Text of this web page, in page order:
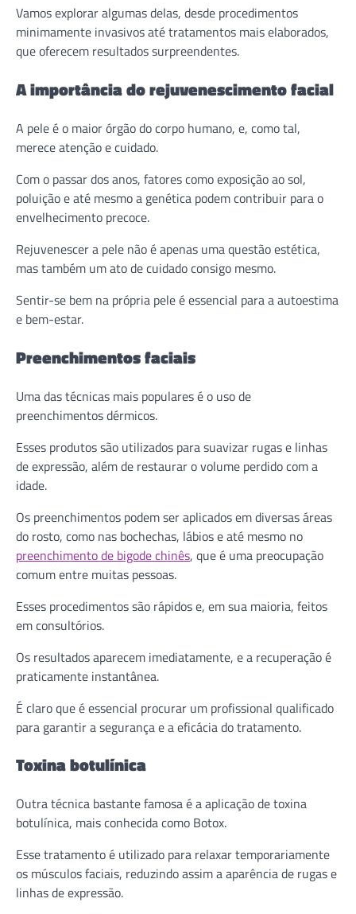
Vamos explorar algumas delas, desde procedimentos
minimamente invasivos até tratamentos mais elaborados,
que oferecem resultados surpreendentes.
A importância do rejuvenescimento facial
A pele é o maior órgão do corpo humano, e, como tal,
merece atenção e cuidado.
Com o passar dos anos, fatores como exposição ao sol,
poluição e até mesmo a genética podem contribuir para o
envelhecimento precoce.
Rejuvenescer a pele não é apenas uma questão estética,
mas também um ato de cuidado consigo mesmo.
Sentir-se bem na própria pele é essencial para a autoestima
e bem-estar.
Preenchimentos faciais
Uma das técnicas mais populares é o uso de
preenchimentos dérmicos.
Esses produtos são utilizados para suavizar rugas e linhas
de expressão, além de restaurar o volume perdido com a
idade.
Os preenchimentos podem ser aplicados em diversas áreas
do rosto, como nas bochechas, lábios e até mesmo no
preenchimento de bigode chinês, que é uma preocupação
comum entre muitas pessoas.
Esses procedimentos são rápidos e, em sua maioria, feitos
em consultórios.
Os resultados aparecem imediatamente, e a recuperação é
praticamente instantânea.
É claro que é essencial procurar um profissional qualificado
para garantir a segurança e a eficácia do tratamento.
Toxina botulínica
Outra técnica bastante famosa é a aplicação de toxina
botulínica, mais conhecida como Botox.
Esse tratamento é utilizado para relaxar temporariamente
os músculos faciais, reduzindo assim a aparência de rugas e
linhas de expressão.